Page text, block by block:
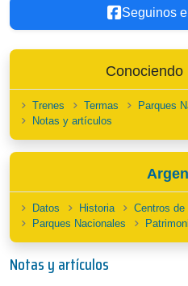
Seguinos
Conociendo
Trenes Termas Parques
Notas y artículos
Datos Historia Centros de
Parques Nacionales
Notas y artículos